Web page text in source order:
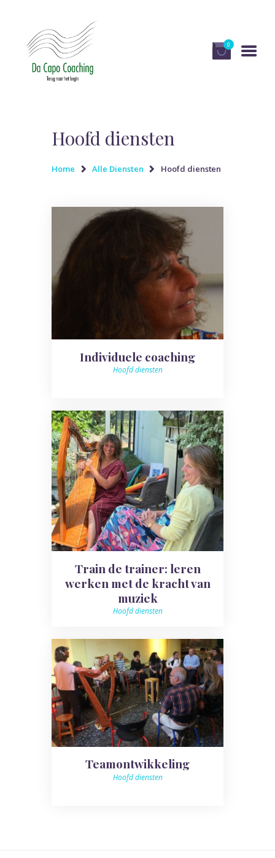
0
Hoofd diensten
Home Alle Diensten Hoofd diensten
DIENSTEN
COACHING
RECENSIES
WINKEL
CONTACT
Individuele coaching
Hoofd diensten
Train de trainer: leren
werken met de kracht van
muziek
Hoofd diensten
Teamontwikkeling
Hoofd diensten